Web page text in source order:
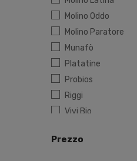
Molino Oddo
Molino Paratore
Munafò
Platatine
Probios
Riggi
Vivi Bio
Prezzo